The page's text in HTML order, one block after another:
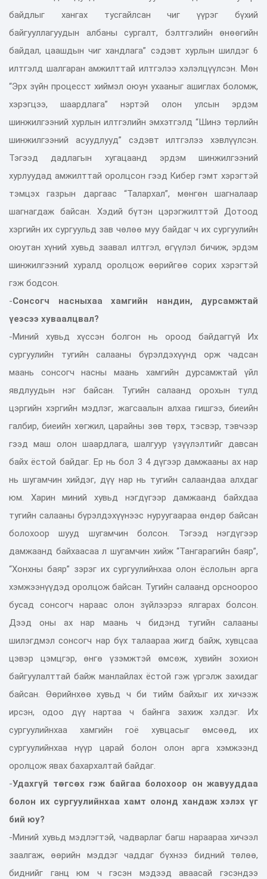
байдлыг хангах тусгайлсан чиг үүрэг бүхий
байгууллагуудын албаны сургалт, бэлтгэлийн өнөөгийн
байдал, цаашдын чиг хандлага” сэдэвт хурлын шилдэг 6
илтгэлд шалгаран амжилттай илтгэлээ хэлэлцүүлсэн. Мөн
“Эрх зүйн процесст хиймэл оюун ухааныг ашиглах боломж,
хэрэгцээ, шаардлага” нэртэй олон улсын эрдэм
шинжилгээний хурлын илтгэлийн эмхэтгэлд “Шинэ төрлийн
шинжилгээний асуудлууд” сэдэвт илтгэлээ хэвлүүлсэн.
Тэгээд дадлагын хугацаанд эрдэм шинжилгээний
хурлуудад амжилттай оролцсон гээд Кибер гэмт хэрэгтэй
тэмцэх газрын даргаас “Талархал”, мөнгөн шагналаар
шагнагдаж байсан. Хэдий бүтэн цэрэгжилттэй Дотоод
хэргийн их сургуульд зав чөлөө муу байдаг ч их сургуулийн
оюутан хүний хувьд заавал илтгэл, өгүүлэл бичиж, эрдэм
шинжилгээний хуралд оролцож өөрийгөө сорих хэрэгтэй
гэж бодсон.
-Сонсогч насныхаа хамгийн нандин, дурсамжтай
үеэсээ хуваалцвал?
-Миний хувьд хүссэн болгон нь ороод байдаггүй Их
сургуулийн тугийн салааны бүрэлдэхүүнд орж чадсан
маань сонсогч насны маань хамгийн дурсамжтай үйл
явдлуудын нэг байсан. Тугийн салаанд орохын тулд
цэргийн хэргийн мэдлэг, жагсаалын алхаа гишгээ, биеийн
галбир, биеийн хөгжил, царайны зөв төрх, тэсвэр, тэвчээр
гээд маш олон шаардлага, шалгуур үзүүлэлтийг давсан
байх ёстой байдаг. Ер нь бол 3 4 дүгээр дамжааны ах нар
нь шугамчин хийдэг, дүү нар нь тугийн салаандаа алхдаг
юм. Харин миний хувьд нэгдүгээр дамжаанд байхдаа
тугийн салааны бүрэлдэхүүнээс нуруугаараа өндөр байсан
болохоор шууд шугамчин болсон. Тэгээд нэгдүгээр
дамжаанд байхаасаа л шугамчин хийж “Тангарагийн баяр”,
“Хонхны баяр” зэрэг их сургуулийнхаа олон ёслолын арга
хэмжээнүүдэд оролцож байсан. Тугийн салаанд орсноороо
бусад сонсогч нараас олон зүйлээрээ ялгарах болсон.
Дээд оны ах нар маань ч бидэнд тугийн салааны
шилэгдмэл сонсогч нар бүх талаараа жигд байж, хувцсаа
цэвэр цэмцгэр, өнгө үзэмжтэй өмсөж, хувийн зохион
байгуулалттай байж манлайлах ёстой гэж үргэлж захидаг
байсан. Өөрийнхөө хувьд ч би тийм байхыг их хичээж
ирсэн, одоо дүү нартаа ч байнга захиж хэлдэг. Их
сургуулийнхаа хамгийн гоё хувцасыг өмсөөд, их
сургуулийнхаа нүүр царай болон олон арга хэмжээнд
оролцож явах бахархалтай байдаг.
-Удахгүй төгсөх гэж байгаа болохоор он жавууддаа
болон их сургуулийнхаа хамт олонд хандаж хэлэх үг
бий юу?
-Миний хувьд мэдлэгтэй, чадварлаг багш нараараа хичээл
заалгаж, өөрийн мэддэг чаддаг бүхнээ бидний төлөө,
биднийг ганц юм ч гэсэн мэдээд аваасай гэсэндээ